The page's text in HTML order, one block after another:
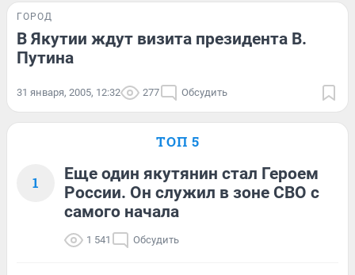
ГОРОД
В Якутии ждут визита президента В.
Путина
31 января, 2005, 12:32 277 Обсудить
ТОП 5
1
Еще один якутянин стал Героем
России. Он служил в зоне СВО с
самого начала
1 541 Обсудить